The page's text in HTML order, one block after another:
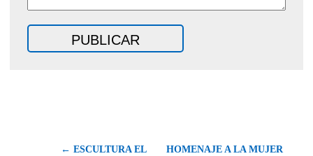
← ESCULTURA EL HOMENAJE A LA MUJER